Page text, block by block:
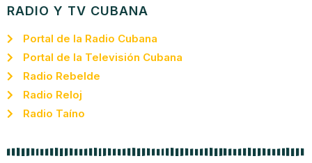
RADIO Y TV CUBANA
Portal de la Radio Cubana
Portal de la Televisión Cubana
Radio Rebelde
Radio Reloj
Radio Taíno